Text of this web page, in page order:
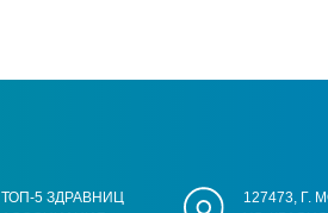
ТОП-5 ЗДРАВНИЦ
127473, Г.